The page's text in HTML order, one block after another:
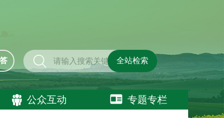
全站检索
公众互动 专题专栏